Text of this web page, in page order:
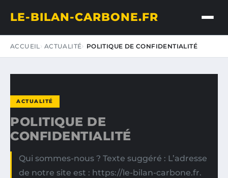
LE-BILAN-CARBONE.FR
ACCUEIL ACTUALITÉ POLITIQUE DE CONFIDENTIALITÉ
ACTUALITÉ
POLITIQUE DE
CONFIDENTIALITÉ
Qui sommes-nous ? Texte suggéré : L’adresse
de notre site est : https://le-bilan-carbone.fr.